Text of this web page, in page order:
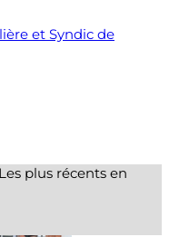
et Syndic de
Les plus récents en